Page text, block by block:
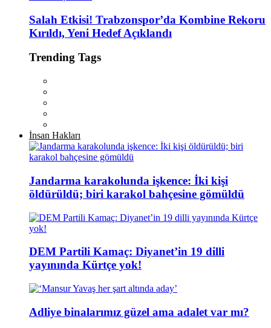
Salah Etkisi! Trabzonspor’da Kombine Rekoru
Kırıldı, Yeni Hedef Açıklandı
Trending Tags
İnsan Hakları
Jandarma karakolunda işkence: İki kişi
öldürüldü; biri karakol bahçesine gömüldü
DEM Partili Kamaç: Diyanet’in 19 dilli
yayınında Kürtçe yok!
Adliye binalarımız güzel ama adalet var mı?